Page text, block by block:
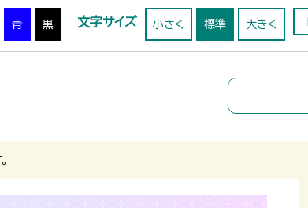
青 黒 文字サイズ 小さく 標準 大きく